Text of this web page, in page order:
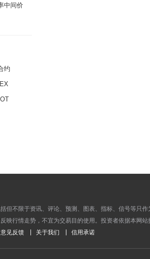
中间价
约
2016-04-13
2016-04-08
2016-04-07
但不限于资讯、评论、预测、图表、指标、信号等只
映行情走势，不宜为交易目的使用。投资者依据本网
意见反馈 关于我们 信用承诺